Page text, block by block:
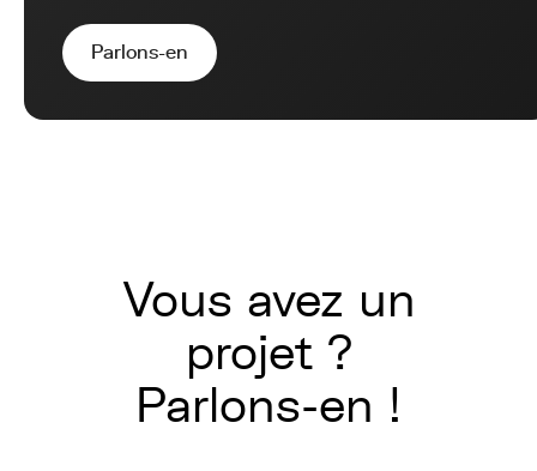
Parlons-en
Vous avez un
projet ?
Parlons-en !